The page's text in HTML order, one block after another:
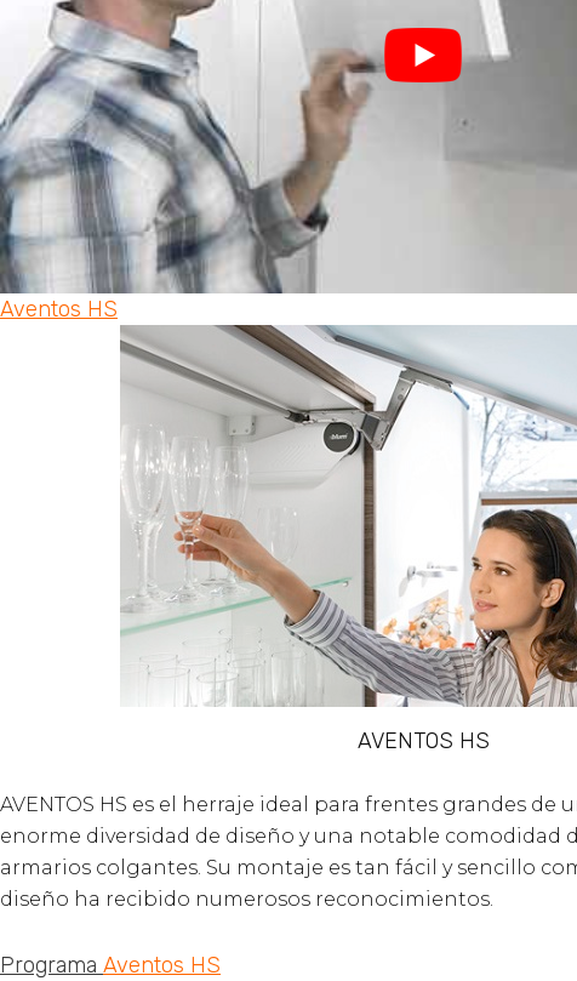
Aventos HS
AVENTOS HS
AVENTOS HS es el herraje ideal para frentes grandes de
enorme diversidad de diseño y una notable comodidad
armarios colgantes. Su montaje es tan fácil y sencillo
diseño ha recibido numerosos reconocimientos.
Programa Aventos HS